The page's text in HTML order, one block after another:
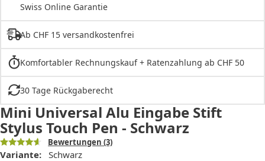
Swiss Online Garantie
Ab CHF 15 versandkostenfrei
Komfortabler Rechnungskauf + Ratenzahlung ab CHF 50
30 Tage Rückgaberecht
Mini Universal Alu Eingabe Stift
Stylus Touch Pen - Schwarz
Bewertungen (3)
Variante: Schwarz